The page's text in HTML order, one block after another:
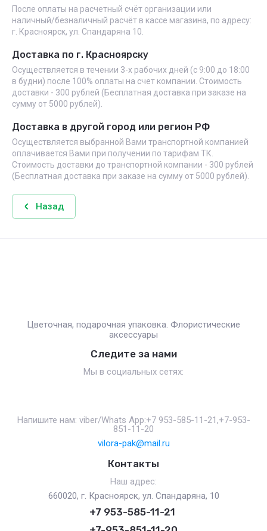
После оплаты на расчетный счёт организации или
наличный/безналичный расчёт в кассе магазина, по адресу:
г. Красноярск, ул. Спандаряна 10.
Доставка по г. Красноярску
Осуществляется в течении 3-х рабочих дней (с 9:00 до 18:00
в будни) после 100% оплаты на счет компании. Стоимость
доставки - 300 рублей (Бесплатная доставка при заказе на
сумму от 5000 рублей).
Доставка в другой город или регион РФ
Осуществляется выбранной Вами транспортной компанией
оплачивается Вами при получении по тарифам ТК.
Стоимость доставки до транспортной компании - 300 рублей
(Бесплатная доставка при заказе на сумму от 5000 рублей).
Назад
Цветочная, подарочная упаковка. Флористические
аксессуары
Следите за нами
Мы в социальных сетях:
Напишите нам: viber/Whats App:+7 953-585-11-21,+7-953-
851-11-20
vilora-pak@mail.ru
Контакты
Наш адрес:
660020, г. Красноярск, ул. Спандаряна, 10
+7 953-585-11-21